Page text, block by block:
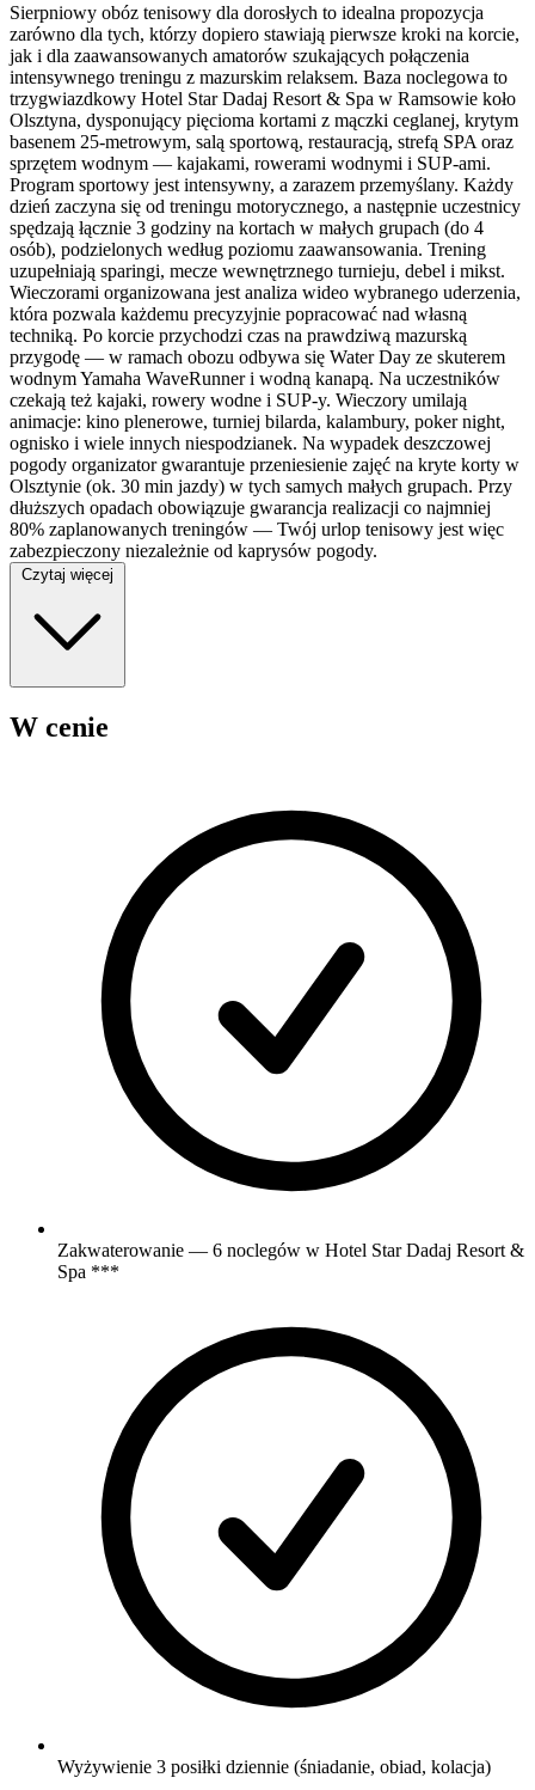
Sierpniowy obóz tenisowy dla dorosłych to idealna propozycja
zarówno dla tych, którzy dopiero stawiają pierwsze kroki na korcie,
jak i dla zaawansowanych amatorów szukających połączenia
intensywnego treningu z mazurskim relaksem. Baza noclegowa to
trzygwiazdkowy Hotel Star Dadaj Resort & Spa w Ramsowie koło
Olsztyna, dysponujący pięcioma kortami z mączki ceglanej, krytym
basenem 25-metrowym, salą sportową, restauracją, strefą SPA oraz
sprzętem wodnym — kajakami, rowerami wodnymi i SUP-ami.
Program sportowy jest intensywny, a zarazem przemyślany. Każdy
dzień zaczyna się od treningu motorycznego, a następnie uczestnicy
spędzają łącznie 3 godziny na kortach w małych grupach (do 4
osób), podzielonych według poziomu zaawansowania. Trening
uzupełniają sparingi, mecze wewnętrznego turnieju, debel i mikst.
Wieczorami organizowana jest analiza wideo wybranego uderzenia,
która pozwala każdemu precyzyjnie popracować nad własną
techniką. Po korcie przychodzi czas na prawdziwą mazurską
przygodę — w ramach obozu odbywa się Water Day ze skuterem
wodnym Yamaha WaveRunner i wodną kanapą. Na uczestników
czekają też kajaki, rowery wodne i SUP-y. Wieczory umilają
animacje: kino plenerowe, turniej bilarda, kalambury, poker night,
ognisko i wiele innych niespodzianek. Na wypadek deszczowej
pogody organizator gwarantuje przeniesienie zajęć na kryte korty w
Olsztynie (ok. 30 min jazdy) w tych samych małych grupach. Przy
dłuższych opadach obowiązuje gwarancja realizacji co najmniej
80% zaplanowanych treningów — Twój urlop tenisowy jest więc
zabezpieczony niezależnie od kaprysów pogody.
W cenie
Zakwaterowanie — 6 noclegów w Hotel Star Dadaj Resort &
Spa ***
Wyżywienie 3 posiłki dziennie (śniadanie, obiad, kolacja)